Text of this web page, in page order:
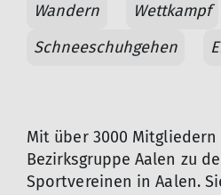
Wandern
Wettkampf
Schneeschuhgehen
Mit über 3000
Bezirksgruppe Aalen zu
Sportvereinen in Aalen.